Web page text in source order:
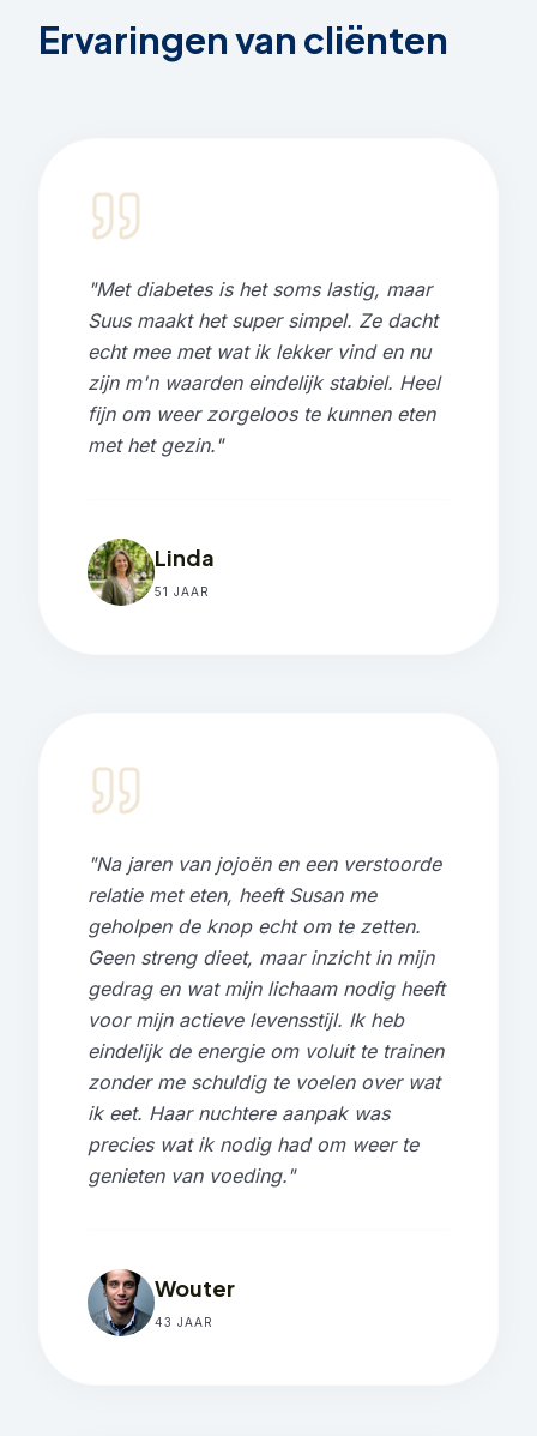
Ervaringen van cliënten
"Met diabetes is het soms lastig, maar
Suus maakt het super simpel. Ze dacht
echt mee met wat ik lekker vind en nu
zijn m'n waarden eindelijk stabiel. Heel
fijn om weer zorgeloos te kunnen eten
met het gezin."
Linda
51 JAAR
"Na jaren van jojoën en een verstoorde
relatie met eten, heeft Susan me
geholpen de knop echt om te zetten.
Geen streng dieet, maar inzicht in mijn
gedrag en wat mijn lichaam nodig heeft
voor mijn actieve levensstijl. Ik heb
eindelijk de energie om voluit te trainen
zonder me schuldig te voelen over wat
ik eet. Haar nuchtere aanpak was
precies wat ik nodig had om weer te
genieten van voeding."
Wouter
43 JAAR